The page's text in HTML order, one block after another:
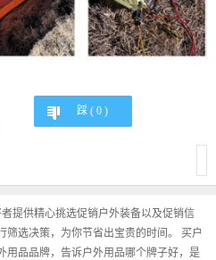
踩 ( 0)
提供精心挑选促销户外装备以及促销信
筛选决策，为你节省出宝贵的时间。 买户
用品品牌，告诉户外用品哪个牌子好，是